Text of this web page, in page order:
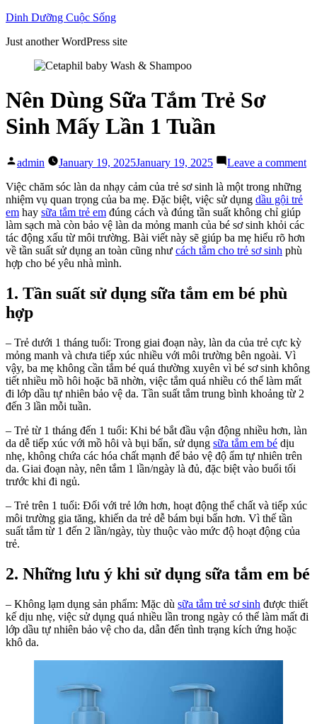
Skip
content
Dinh Dưỡng Cuộc Sống
Just another WordPress site
Nên Dùng Sữa Tắm Trẻ Sơ
Sinh Mấy Lần 1 Tuần
Posted
admin January 19, 2025January 19, 2025 Leave a commenton
Việc chăm sóc làn da nhạy cảm của trẻ sơ sinh là một trong những
nhiệm vụ quan trọng của ba mẹ. Đặc biệt, việc sử dụng dầu gội trẻ
em hay sữa tắm trẻ em đúng cách và đúng tần suất không chỉ giúp
làm sạch mà còn bảo vệ làn da mỏng manh của bé sơ sinh khỏi các
tác động xấu từ môi trường. Bài viết này sẽ giúp ba mẹ hiểu rõ hơn
về tần suất sử dụng an toàn cũng như cách tắm cho trẻ sơ sinh phù
hợp cho bé yêu nhà mình.
1. Tần suất sử dụng sữa tắm em bé phù
hợp
– Trẻ dưới 1 tháng tuổi: Trong giai đoạn này, làn da của trẻ cực kỳ
mỏng manh và chưa tiếp xúc nhiều với môi trường bên ngoài. Vì
vậy, ba mẹ không cần tắm bé quá thường xuyên vì bé sơ sinh không
tiết nhiều mồ hôi hoặc bã nhờn, việc tắm quá nhiều có thể làm mất
đi lớp dầu tự nhiên bảo vệ da. Tần suất tắm trung bình khoảng từ 2
đến 3 lần mỗi tuần.
– Trẻ từ 1 tháng đến 1 tuổi: Khi bé bắt đầu vận động nhiều hơn, làn
da dễ tiếp xúc với mồ hôi và bụi bẩn, sử dụng sữa tắm em bé dịu
nhẹ, không chứa các hóa chất mạnh để bảo vệ độ ẩm tự nhiên trên
da. Giai đoạn này, nên tắm 1 lần/ngày là đủ, đặc biệt vào buổi tối
trước khi đi ngủ.
– Trẻ trên 1 tuổi: Đối với trẻ lớn hơn, hoạt động thể chất và tiếp xúc
môi trường gia tăng, khiến da trẻ dễ bám bụi bẩn hơn. Vì thế tần
suất tắm từ 1 đến 2 lần/ngày, tùy thuộc vào mức độ hoạt động của
trẻ.
2. Những lưu ý khi sử dụng sữa tắm em bé
– Không lạm dụng sản phẩm: Mặc dù sữa tắm trẻ sơ sinh được thiết
kế dịu nhẹ, việc sử dụng quá nhiều lần trong ngày có thể làm mất đi
lớp dầu tự nhiên bảo vệ cho da, dẫn đến tình trạng kích ứng hoặc
khô da.